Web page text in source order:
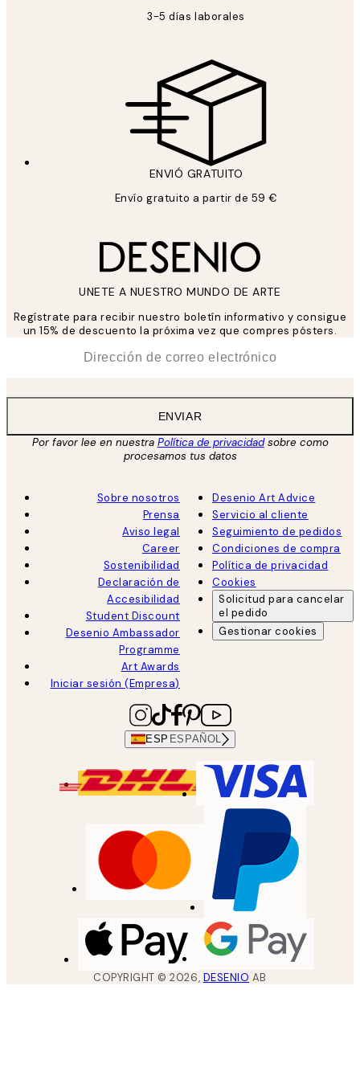
3-5 días laborales
ENVIÓ GRATUITO
Envío gratuito a partir de 59 €
UNETE A NUESTRO MUNDO DE ARTE
Regístrate para recibir nuestro boletín informativo y consigue
un 15% de descuento la próxima vez que compres pósters.
ENVIAR
Por favor lee en nuestra Política de privacidadsobre como
procesamos tus datos
Sobre nosotros
Prensa
Aviso legal
Career
Sostenibilidad
Declaración de
Accesibilidad
Student Discount
Desenio Ambassador
Programme
Art Awards
Iniciar sesión (Empresa)
Desenio Art Advice
Servicio al cliente
Seguimiento de pedidos
Condiciones de compra
Política de privacidad
Cookies
Solicitud para cancelar
el pedido
Gestionar cookies
ESP ESPAÑOL
COPYRIGHT ©2026, DESENIO AB